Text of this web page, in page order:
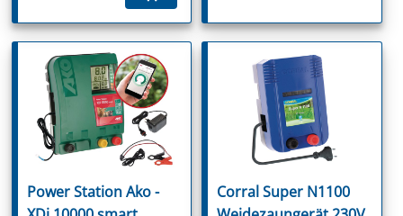
Power Station Ako -
Corral Super N1100